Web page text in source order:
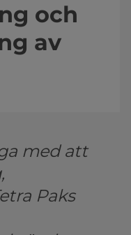
och
av
med att
Paks